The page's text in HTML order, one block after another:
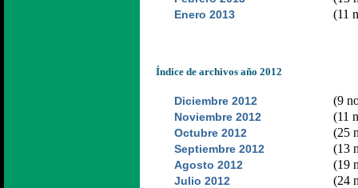
Enero 2013 (11
Índice de archivos año 2012
Diciembre 2012 (9
Noviembre 2012 (11
Octubre 2012 (25
Septiembre 2012 (13
Agosto 2012 (19
Julio 2012 (24